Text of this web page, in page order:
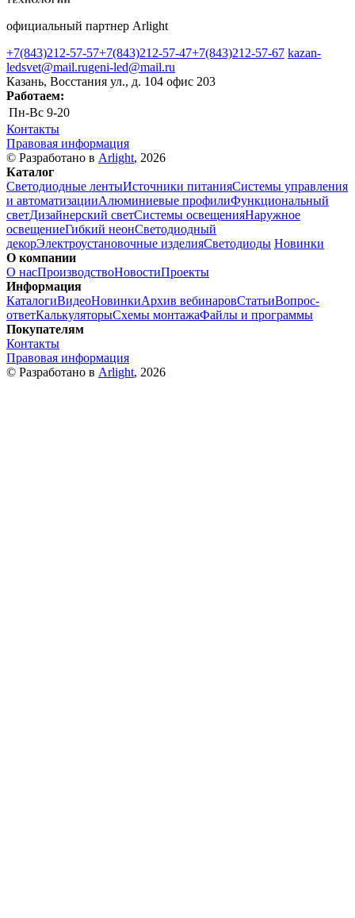
официальный партнер Arlight
+7(843)212-57-57+7(843)212-57-47+7(843)212-57-67 kazan-
ledsvet@mail.rugeni-led@mail.ru
Казань, Восстания ул., д. 104 офис 203
Работаем:
Пн-Вс 9-20
Контакты
Правовая информация
© Разработано в Arlight, 2026
Каталог
Светодиодные лентыИсточники питанияСистемы управления
и автоматизацииАлюминиевые профилиФункциональный
светДизайнерский светСистемы освещенияНаружное
освещениеГибкий неонСветодиодный
декорЭлектроустановочные изделияСветодиоды Новинки
О компании
О насПроизводствоНовостиПроекты
Информация
КаталогиВидеоНовинкиАрхив вебинаровСтатьиВопрос-
ответКалькуляторыСхемы монтажаФайлы и программы
Покупателям
Контакты
Правовая информация
© Разработано в Arlight, 2026